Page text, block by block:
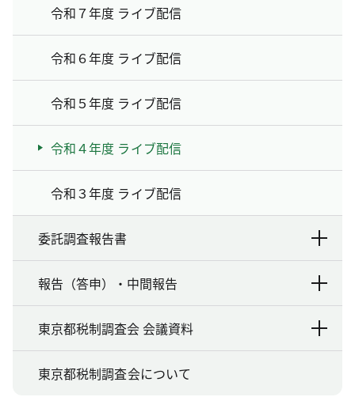
令和７年度 ライブ配信
令和６年度 ライブ配信
令和５年度 ライブ配信
令和４年度 ライブ配信
令和３年度 ライブ配信
委託調査報告書
報告（答申）・中間報告
東京都税制調査会 会議資料
東京都税制調査会について